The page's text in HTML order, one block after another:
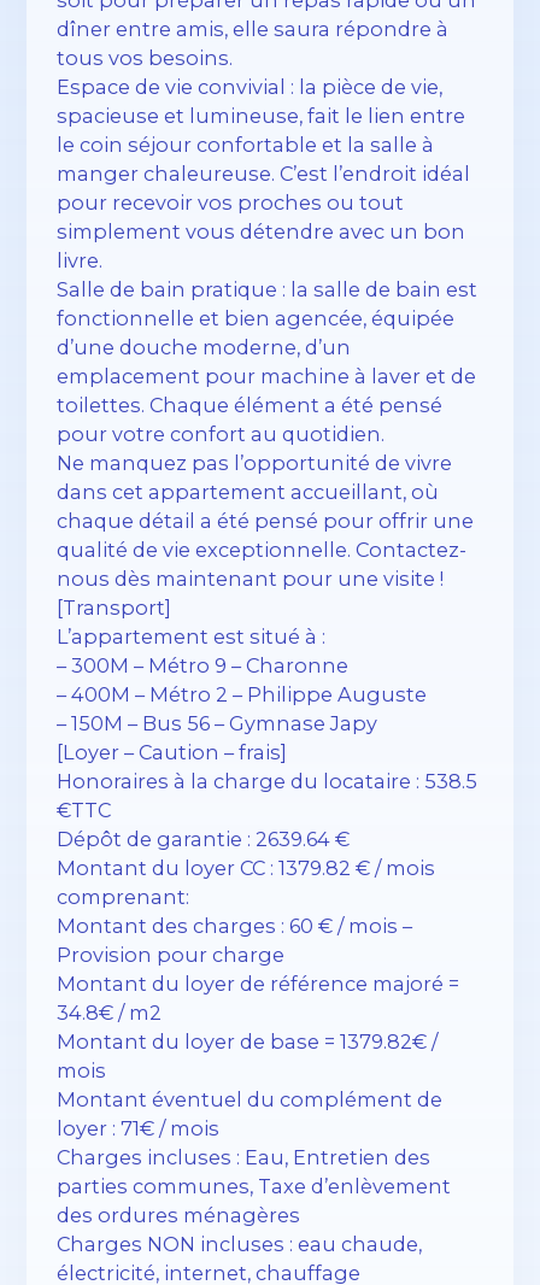
dîner entre amis, elle saura répondre à
tous vos besoins.
Espace de vie convivial : la pièce de vie,
spacieuse et lumineuse, fait le lien entre
le coin séjour confortable et la salle à
manger chaleureuse. C’est l’endroit idéal
pour recevoir vos proches ou tout
simplement vous détendre avec un bon
livre.
Salle de bain pratique : la salle de bain est
fonctionnelle et bien agencée, équipée
d’une douche moderne, d’un
emplacement pour machine à laver et de
toilettes. Chaque élément a été pensé
pour votre confort au quotidien.
Ne manquez pas l’opportunité de vivre
dans cet appartement accueillant, où
chaque détail a été pensé pour offrir une
qualité de vie exceptionnelle. Contactez-
nous dès maintenant pour une visite !
[Transport]
L’appartement est situé à :
– 300M – Métro 9 – Charonne
– 400M – Métro 2 – Philippe Auguste
– 150M – Bus 56 – Gymnase Japy
[Loyer – Caution – frais]
Honoraires à la charge du locataire : 538.5
€TTC
Dépôt de garantie : 2639.64 €
Montant du loyer CC : 1379.82 € / mois
comprenant:
Montant des charges : 60 € / mois –
Provision pour charge
Montant du loyer de référence majoré =
34.8€ / m2
Montant du loyer de base = 1379.82€ /
mois
Montant éventuel du complément de
loyer : 71€ / mois
Charges incluses : Eau, Entretien des
parties communes, Taxe d’enlèvement
des ordures ménagères
Charges NON incluses : eau chaude,
électricité, internet, chauffage